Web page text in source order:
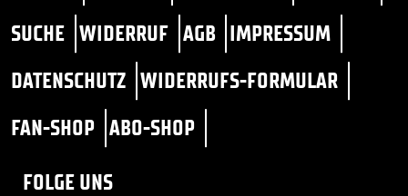
SUCHE WIDERRUF AGB IMPRESSUM
DATENSCHUTZ WIDERRUFS-FORMULAR
FAN-SHOP ABO-SHOP
FOLGE UNS